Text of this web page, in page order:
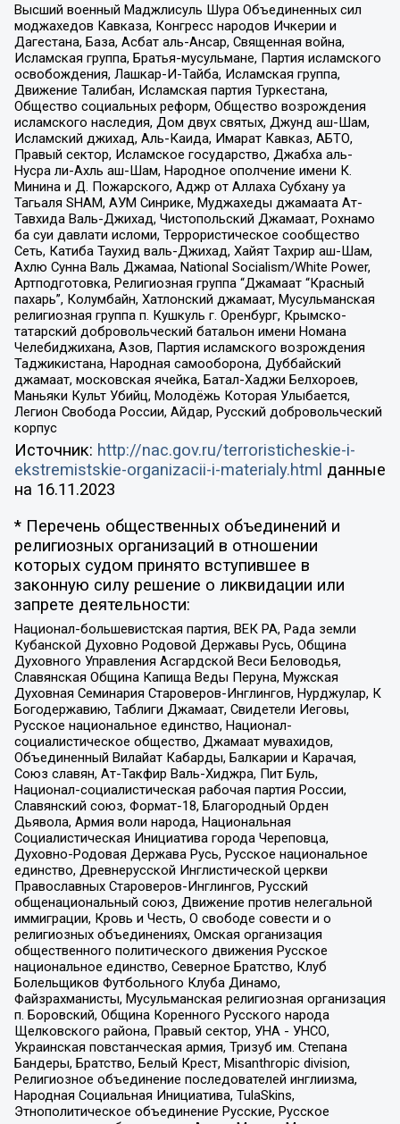
Высший военный Маджлисуль Шура Объединенных сил
моджахедов Кавказа, Конгресс народов Ичкерии и
Дагестана, База, Асбат аль-Ансар, Священная война,
Исламская группа, Братья-мусульмане, Партия исламского
освобождения, Лашкар-И-Тайба, Исламская группа,
Движение Талибан, Исламская партия Туркестана,
Общество социальных реформ, Общество возрождения
исламского наследия, Дом двух святых, Джунд аш-Шам,
Исламский джихад, Аль-Каида, Имарат Кавказ, АБТО,
Правый сектор, Исламское государство, Джабха аль-
Нусра ли-Ахль аш-Шам, Народное ополчение имени К.
Минина и Д. Пожарского, Аджр от Аллаха Субхану уа
Тагьаля SHAM, АУМ Синрике, Муджахеды джамаата Ат-
Тавхида Валь-Джихад, Чистопольский Джамаат, Рохнамо
ба суи давлати исломи, Террористическое сообщество
Сеть, Катиба Таухид валь-Джихад, Хайят Тахрир аш-Шам,
Ахлю Сунна Валь Джамаа, National Socialism/White Power,
Артподготовка, Религиозная группа “Джамаат “Красный
пахарь”, Колумбайн, Хатлонский джамаат, Мусульманская
религиозная группа п. Кушкуль г. Оренбург, Крымско-
татарский добровольческий батальон имени Номана
Челебиджихана, Азов, Партия исламского возрождения
Таджикистана, Народная самооборона, Дуббайский
джамаат, московская ячейка, Батал-Хаджи Белхороев,
Маньяки Культ Убийц, Молодёжь Которая Улыбается,
Легион Свобода России, Айдар, Русский добровольческий
корпус
Источник: http://nac.gov.ru/terroristicheskie-i-
ekstremistskie-organizacii-i-materialy.html данные
на 16.11.2023
* Перечень общественных объединений и
религиозных организаций в отношении
которых судом принято вступившее в
законную силу решение о ликвидации или
запрете деятельности:
Национал-большевистская партия, ВЕК РА, Рада земли
Кубанской Духовно Родовой Державы Русь, Община
Духовного Управления Асгардской Веси Беловодья,
Славянская Община Капища Веды Перуна, Мужская
Духовная Семинария Староверов-Инглингов, Нурджулар, К
Богодержавию, Таблиги Джамаат, Свидетели Иеговы,
Русское национальное единство, Национал-
социалистическое общество, Джамаат мувахидов,
Объединенный Вилайат Кабарды, Балкарии и Карачая,
Союз славян, Ат-Такфир Валь-Хиджра, Пит Буль,
Национал-социалистическая рабочая партия России,
Славянский союз, Формат-18, Благородный Орден
Дьявола, Армия воли народа, Национальная
Социалистическая Инициатива города Череповца,
Духовно-Родовая Держава Русь, Русское национальное
единство, Древнерусской Инглистической церкви
Православных Староверов-Инглингов, Русский
общенациональный союз, Движение против нелегальной
иммиграции, Кровь и Честь, О свободе совести и о
религиозных объединениях, Омская организация
общественного политического движения Русское
национальное единство, Северное Братство, Клуб
Болельщиков Футбольного Клуба Динамо,
Файзрахманисты, Мусульманская религиозная организация
п. Боровский, Община Коренного Русского народа
Щелковского района, Правый сектор, УНА - УНСО,
Украинская повстанческая армия, Тризуб им. Степана
Бандеры, Братство, Белый Крест, Misanthropic division,
Религиозное объединение последователей инглиизма,
Народная Социальная Инициатива, TulaSkins,
Этнополитическое объединение Русские, Русское